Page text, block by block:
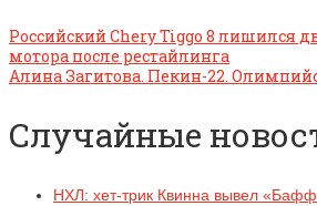
Российский Chery Tiggo 8 лишился
мотора после рестайлинга
Алина Загитова. Пекин-22.
Случайные
НХЛ: хет-трик Квинна вывел